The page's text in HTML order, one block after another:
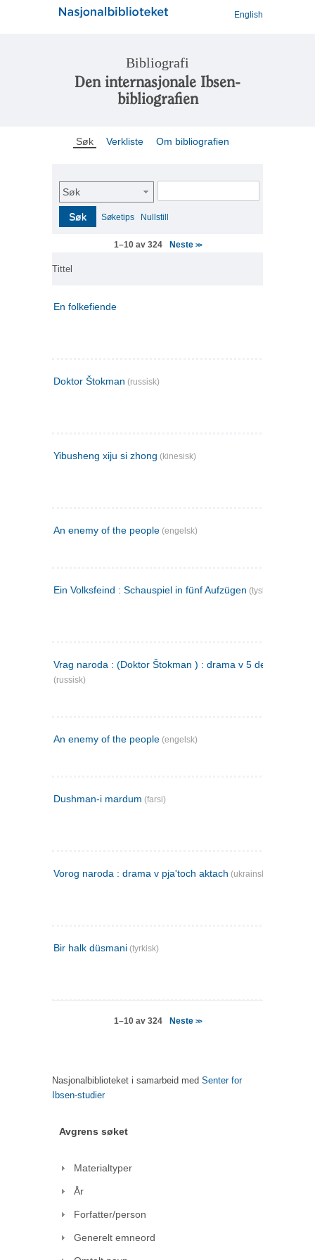
English
Bibliografi
Den internasjonale Ibsen-
bibliografien
Søk Verkliste Om bibliografien
Søk
Søk Søketips Nullstill
1–10 av 324 Neste >>
Tittel
En folkefiende
Doktor Štokman (russisk)
Yibusheng xiju si zhong (kinesisk)
An enemy of the people (engelsk)
Ein Volksfeind : Schauspiel in fünf Aufzügen (tysk)
Vrag naroda : (Doktor Štokman ) : drama v 5 dejstvijach
(russisk)
An enemy of the people (engelsk)
Dushman-i mardum (farsi)
Vorog naroda : drama v pja'toch aktach (ukrainsk)
Bir halk düsmani (tyrkisk)
1–10 av 324 Neste >>
Nasjonalbiblioteket i samarbeid med Senter for
Ibsen-studier
Avgrens søket
Materialtyper
År
Forfatter/person
Generelt emneord